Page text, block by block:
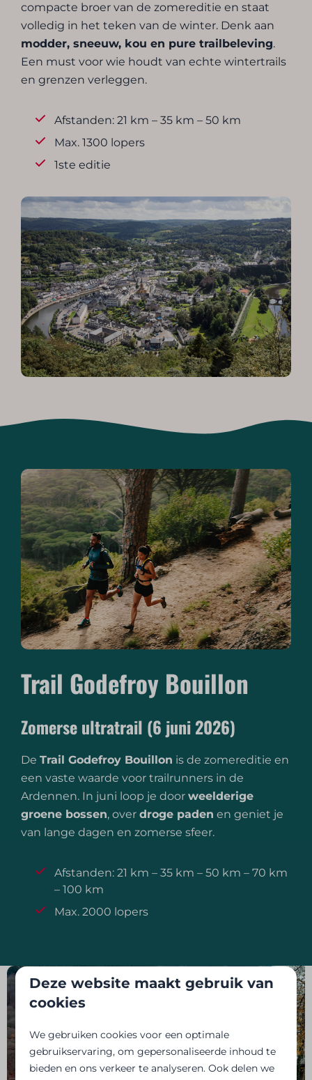
compacte broer van de zomereditie en staat
volledig in het teken van de winter. Denk aan
modder, sneeuw, kou en pure trailbeleving.
Een must voor wie houdt van echte wintertrails
en grenzen verleggen.
Afstanden: 21 km – 35 km – 50 km
Max. 1300 lopers
1ste editie
Trail Godefroy Bouillon
Zomerse ultratrail (6 juni 2026)
DeTrail Godefroy Bouillon is de zomereditie en
een vaste waarde voor trailrunners in de
Ardennen. In juni loop je doorweelderige
groene bossen, overdroge paden en geniet je
van lange dagen en zomerse sfeer.
Afstanden: 21 km – 35 km – 50 km – 70 km
– 100 km
Max. 2000 lopers
Deze website maakt gebruik van
cookies
We gebruiken cookies voor een optimale
gebruikservaring, om gepersonaliseerde inhoud te
bieden en ons verkeer te analyseren. Ook delen we